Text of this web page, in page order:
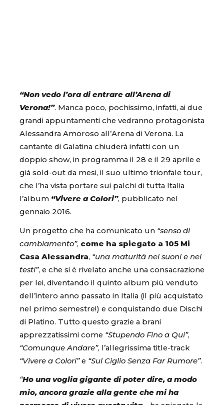
“Non vedo l’ora di entrare all’Arena di
Verona!”. Manca poco, pochissimo, infatti, ai due
grandi appuntamenti che vedranno protagonista
Alessandra Amoroso all’Arena di Verona. La
cantante di Galatina chiuderà infatti con un
doppio show, in programma il 28 e il 29 aprile e
già sold-out da mesi, il suo ultimo trionfale tour,
che l’ha vista portare sui palchi di tutta Italia
l’album “Vivere a Colori”, pubblicato nel
gennaio 2016.
Un progetto che ha comunicato un “senso di
cambiamento”, come ha spiegato a 105 Mi
Casa Alessandra, “una maturità nei suoni e nei
testi”, e che si è rivelato anche una consacrazione
per lei, diventando il quinto album più venduto
dell’intero anno passato in Italia (il più acquistato
nel primo semestre!) e conquistando due Dischi
di Platino. Tutto questo grazie a brani
apprezzatissimi come “Stupendo Fino a Qui”,
“Comunque Andare”, l’allegrissima title-track
“Vivere a Colori”e “Sul Ciglio Senza Far Rumore”.
“Ho una voglia gigante di poter dire, a modo
mio, ancora grazie alla gente che mi ha